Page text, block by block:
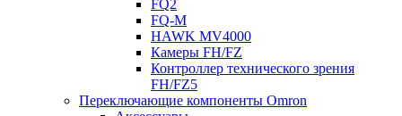
FQ2
FQ-M
HAWK MV4000
Камеры FH/FZ
Контроллер технического зрения
FH/FZ5
Переключающие компоненты Omron